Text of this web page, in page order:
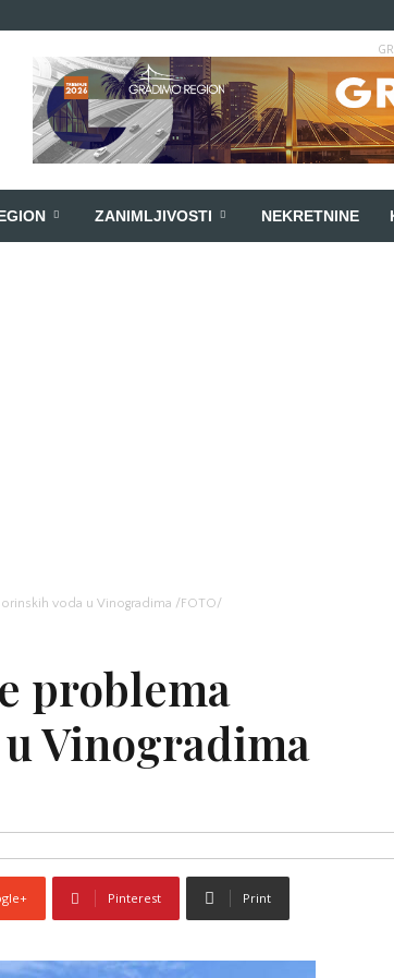
ZANIMLJIVOSTI NEKRETNINE
voda u Vinogradima /FOTO/
problema
Vinogradima
Pinterest Print